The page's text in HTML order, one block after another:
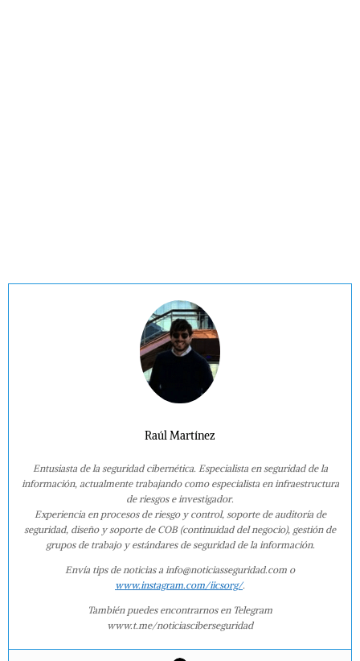
Raúl Martínez
Entusiasta de la seguridad cibernética. Especialista en seguridad de la
información, actualmente trabajando como especialista en infraestructura
de riesgos e investigador.
Experiencia en procesos de riesgo y control, soporte de auditoría de
seguridad, diseño y soporte de COB (continuidad del negocio), gestión de
grupos de trabajo y estándares de seguridad de la información.
Envía tips de noticias a info@noticiasseguridad.com o
www.instagram.com/iicsorg/.
También puedes encontrarnos en Telegram
www.t.me/noticiasciberseguridad